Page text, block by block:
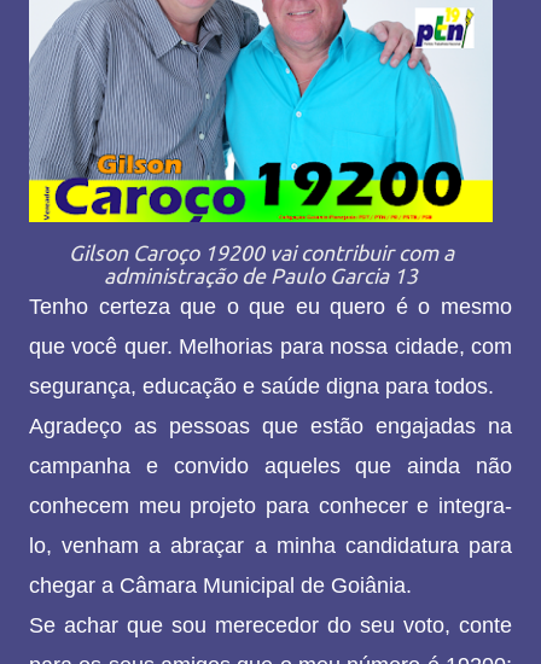
Gilson Caroço 19200 vai contribuir com a
administração de Paulo Garcia 13
Tenho certeza que o que eu quero é o mesmo
que você quer. Melhorias para nossa cidade, com
segurança, educação e saúde digna para todos.
Agradeço as pessoas que estão engajadas na
campanha e convido aqueles que ainda não
conhecem meu projeto para conhecer e integra-
lo, venham a abraçar a minha candidatura para
chegar a Câmara Municipal de Goiânia.
Se achar que sou merecedor do seu voto, conte